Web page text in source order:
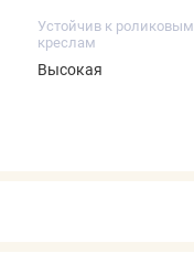
Устойчив к роликовым
креслам
Высокая